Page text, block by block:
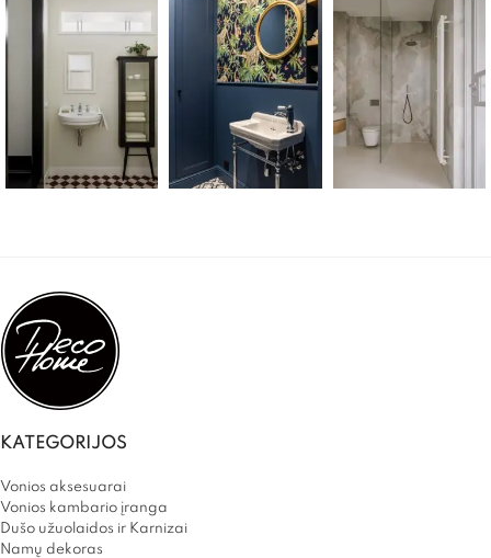
KATEGORIJOS
Vonios aksesuarai
Vonios kambario įranga
Dušo užuolaidos ir Karnizai
Namų dekoras